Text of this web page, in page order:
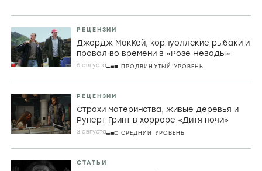
РЕЦЕНЗИИ
Джордж МакКей, корнуоллские рыбаки и
провал во времени в «Розе Невады»
6 августа ПРОДВИНУТЫЙ УРОВЕНЬ
РЕЦЕНЗИИ
Страхи материнства, живые деревья и
Руперт Гринт в хорроре «Дитя ночи»
3 августа СРЕДНИЙ УРОВЕНЬ
СТАТЬИ